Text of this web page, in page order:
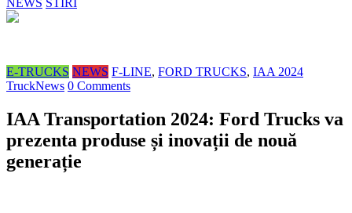
NEWS STIRI
E-TRUCKS NEWS F-LINE, FORD TRUCKS, IAA 2024
TruckNews 0 Comments
IAA Transportation 2024: Ford Trucks va
prezenta produse și inovații de nouă
generație